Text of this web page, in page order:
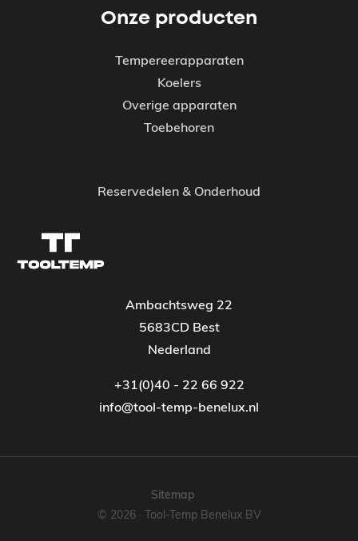
Onze producten
Tempereerapparaten
Koelers
Overige apparaten
Toebehoren
Reservedelen & Onderhoud
Ambachtsweg 22
5683CD Best
Nederland
+31(0)40 - 22 66 922
info@tool-temp-benelux.nl
Sitemap
© 2026 · Tool-Temp Benelux BV